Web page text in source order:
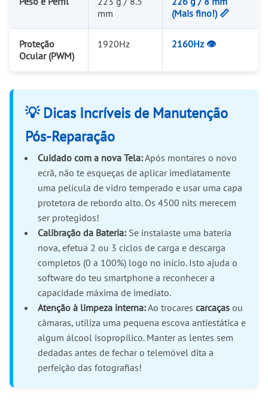
mm
(Mais fino!) 📏
Proteção
Ocular (PWM)
1920Hz 2160Hz 👁️
💡 Dicas Incríveis de Manutenção
Pós-Reparação
Cuidado com a nova Tela:Após montares o novo
ecrã, não te esqueças de aplicar imediatamente
uma película de vidro temperado e usar uma capa
protetora de rebordo alto. Os 4500 nits merecem
ser protegidos!
Calibração da Bateria:Se instalaste uma bateria
nova, efetua 2 ou 3 ciclos de carga e descarga
completos (0 a 100%) logo no início. Isto ajuda o
software do teu smartphone a reconhecer a
capacidade máxima de imediato.
Atenção à limpeza interna:Ao trocares carcaçasou
câmaras, utiliza uma pequena escova antiestática e
algum álcool isopropílico. Manter as lentes sem
dedadas antes de fechar o telemóvel dita a
perfeição das fotografias!